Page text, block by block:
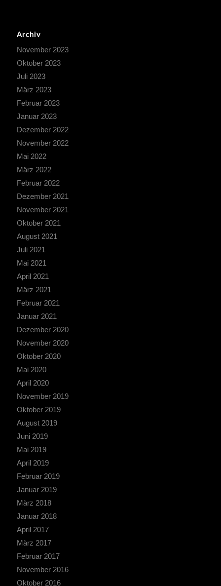
Archiv
November 2023
Oktober 2023
Juli 2023
März 2023
Februar 2023
Januar 2023
Dezember 2022
November 2022
Mai 2022
März 2022
Februar 2022
Dezember 2021
November 2021
Oktober 2021
August 2021
Juli 2021
Mai 2021
April 2021
März 2021
Februar 2021
Januar 2021
Dezember 2020
November 2020
Oktober 2020
Mai 2020
April 2020
November 2019
Oktober 2019
August 2019
Juni 2019
Mai 2019
April 2019
Februar 2019
Januar 2019
März 2018
Januar 2018
April 2017
März 2017
Februar 2017
November 2016
Oktober 2016